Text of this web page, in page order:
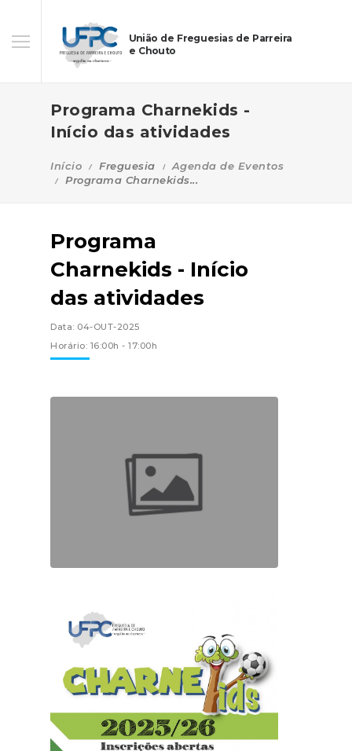
União de Freguesias de Parreira
e Chouto
Programa Charnekids -
Início das atividades
Início Freguesia
Agenda de Eventos
Programa Charnekids...
Programa
Charnekids - Início
das atividades
Data: 04-OUT-2025
Horário: 16:00h - 17:00h